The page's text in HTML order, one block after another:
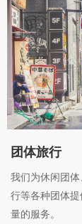
团体旅行
我们为休闲团
行等各种团体
量的服务。